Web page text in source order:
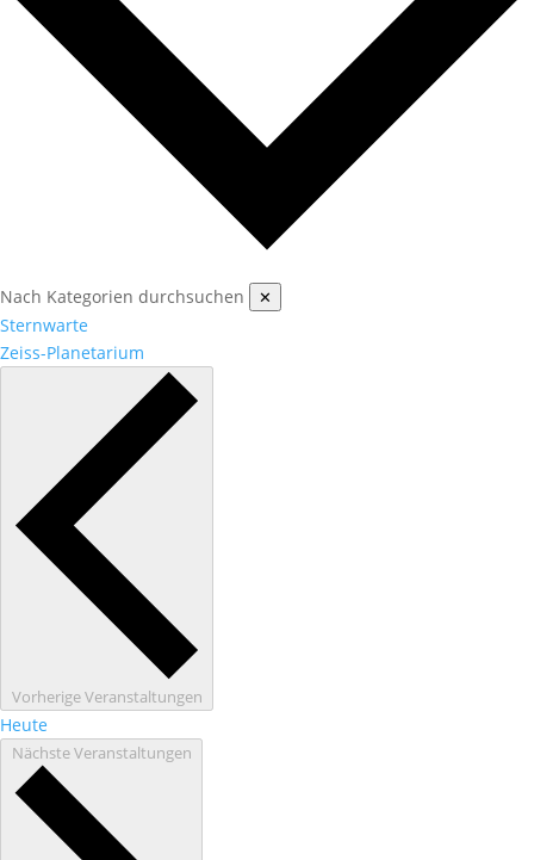
Nach Kategorien durchsuchen ✕
Sternwarte
Zeiss-Planetarium
VorherigeVeranstaltungen
Heute
NächsteVeranstaltungen